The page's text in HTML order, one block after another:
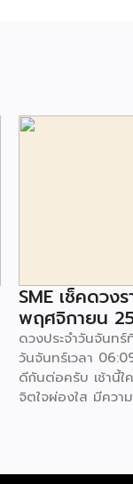
SME เช็คดวง
พฤศจิกายน
ดวงประจำวันจันท
วันจันทร์เวลา
ดีกันต่อครับ เช้านี้ใ
จิตใจผ่องใส มีคว
ทำจิตใจให้สงบ ชีวิ